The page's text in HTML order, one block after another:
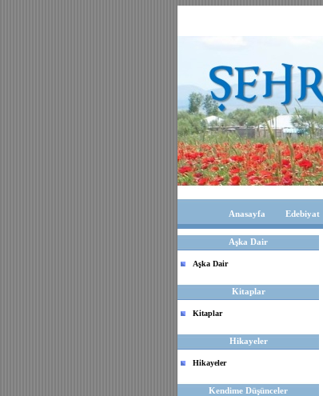
Anasayfa Edebiyat
Aşka Dair
Aşka Dair
Kitaplar
Kitaplar
Hikayeler
Hikayeler
Kendime Düşünceler